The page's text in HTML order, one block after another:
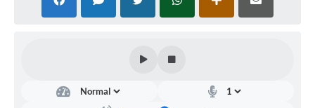
PNAB (Política Nacional Aldir Blanc)